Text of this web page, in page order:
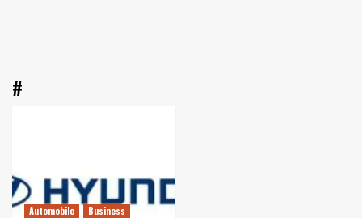
#
Automobile
Business